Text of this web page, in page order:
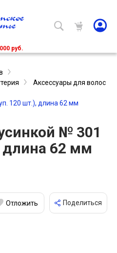
руб.
Аксессуары для волос
120 шт.), длина 62 мм
№ 301
длина 62 мм
Отложить Поделиться